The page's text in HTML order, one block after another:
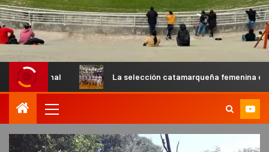
La selección catamarqueña femenina de básquet U13